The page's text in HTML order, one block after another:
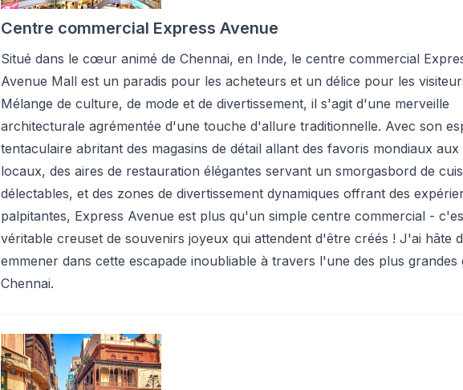
Centre commercial Express Avenue
Situé dans le cœur animé de Chennai, en Inde, le centre commercial
Avenue Mall est un paradis pour les acheteurs et un délice pour les
Mélange de culture, de mode et de divertissement, il s'agit d'une merveille
architecturale agrémentée d'une touche d'allure traditionnelle. Avec son
tentaculaire abritant des magasins de détail allant des favoris mondiaux
locaux, des aires de restauration élégantes servant un smorgasbord de
délectables, et des zones de divertissement dynamiques offrant des
palpitantes, Express Avenue est plus qu'un simple centre commercial -
véritable creuset de souvenirs joyeux qui attendent d'être créés ! J'ai hâte
emmener dans cette escapade inoubliable à travers l'une des plus grandes
Chennai.